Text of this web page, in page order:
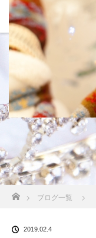
スタッフ
ブログ一覧
2019.02.4